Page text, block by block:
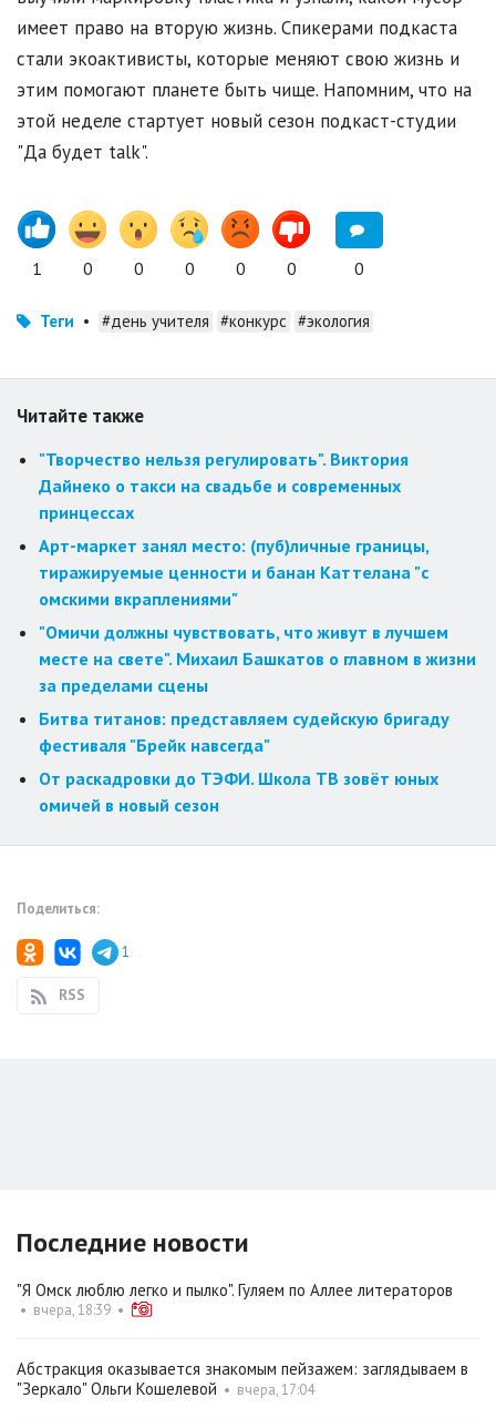
имеет право на вторую жизнь. Спикерами подкаста
стали экоактивисты, которые меняют свою жизнь и
этим помогают планете быть чище. Напомним, что на
этой неделе стартует новый сезон подкаст-студии
"Да будет talk".
1 0 0 0 0 0 0
Теги • #день учителя #конкурс #экология
Читайте также
"Творчество нельзя регулировать". Виктория
Дайнеко о такси на свадьбе и современных
принцессах
Арт-маркет занял место: (пуб)личные границы,
тиражируемые ценности и банан Каттелана "с
омскими вкраплениями"
"Омичи должны чувствовать, что живут в лучшем
месте на свете". Михаил Башкатов о главном в жизни
за пределами сцены
Битва титанов: представляем судейскую бригаду
фестиваля "Брейк навсегда"
От раскадровки до ТЭФИ. Школа ТВ зовёт юных
омичей в новый сезон
Поделиться:
1
RSS
Последние новости
"Я Омск люблю легко и пылко". Гуляем по Аллее литераторов
• вчера, 18:39 •
Абстракция оказывается знакомым пейзажем: заглядываем в
"Зеркало" Ольги Кошелевой • вчера, 17:04